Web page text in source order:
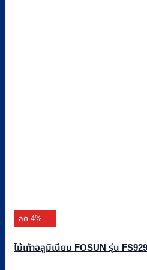
ลด 4%
ไม้เท้าอลูมิเนียม FOSUN รุ่น